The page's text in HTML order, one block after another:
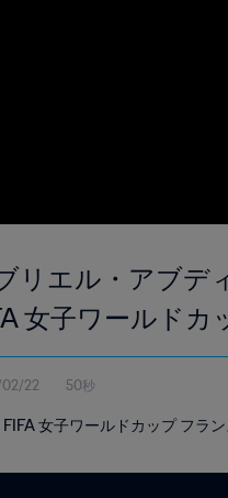
リエル・アブデ
女子ワールドカ
22 50秒
女子ワールドカップ フラ